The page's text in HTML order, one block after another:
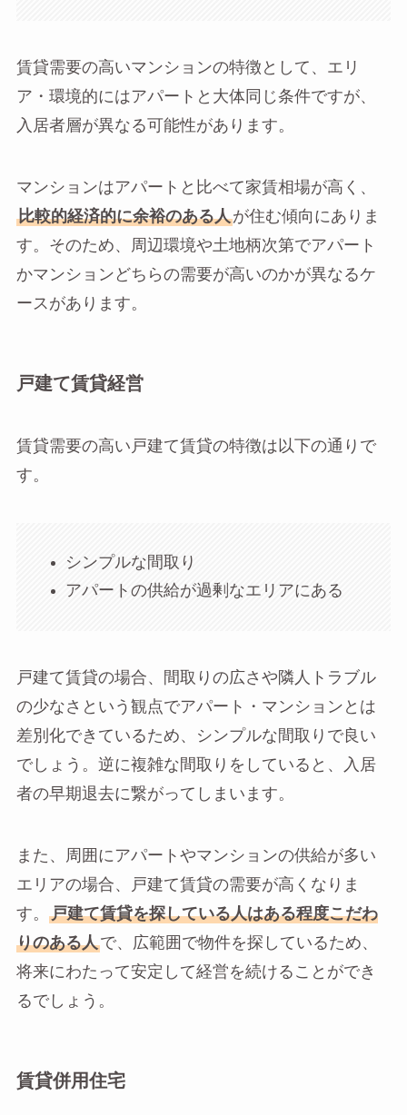
賃貸需要の高いマンションの特徴として、エリ
ア・環境的にはアパートと大体同じ条件ですが、
入居者層が異なる可能性があります。
マンションはアパートと比べて家賃相場が高く、
比較的経済的に余裕のある人が住む傾向にありま
す。そのため、周辺環境や土地柄次第でアパート
かマンションどちらの需要が高いのかが異なるケ
ースがあります。
戸建て賃貸経営
賃貸需要の高い戸建て賃貸の特徴は以下の通りで
す。
シンプルな間取り
アパートの供給が過剰なエリアにある
戸建て賃貸の場合、間取りの広さや隣人トラブル
の少なさという観点でアパート・マンションとは
差別化できているため、シンプルな間取りで良い
でしょう。逆に複雑な間取りをしていると、入居
者の早期退去に繋がってしまいます。
また、周囲にアパートやマンションの供給が多い
エリアの場合、戸建て賃貸の需要が高くなりま
す。
戸建て賃貸を探している人はある程度こだわ
りのある人で、広範囲で物件を探しているため、
将来にわたって安定して経営を続けることができ
るでしょう。
賃貸併用住宅